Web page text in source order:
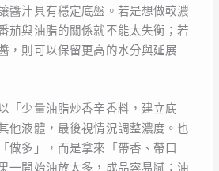
醬汁具有穩定底盤。若是想做較濃
茄與油脂的關係就不能太失衡；若
，則可以保留更高的水分與延展
「少量油脂炒香辛香料，建立底
他液體，最後視情況調整濃度。也
做多」，而是拿來「帶香、帶口
一開始油放太多，成品容易膩；油